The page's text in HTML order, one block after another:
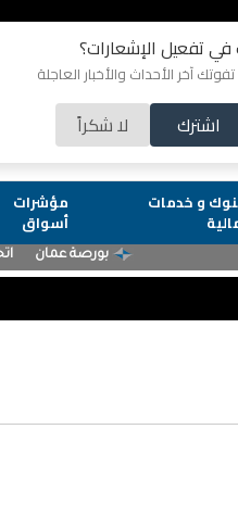
في تفعيل الإشعارات؟
آخر الأحداث والأخبار العاجلة
اشترك لا شكراً
و خدمات مؤشرات
أسواق